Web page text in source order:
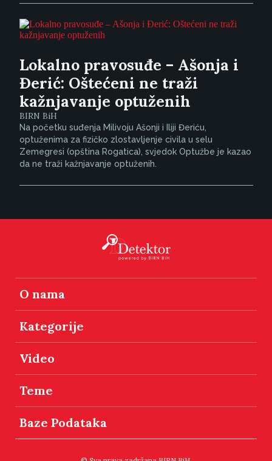
Lokalno pravosuđe – Ašonja i
Đerić: Oštećeni ne traži
kažnjavanje optuženih
BIRN BiH
Na početku suđenja Milivoju Ašonji i Iliji Đeriću,
optuženima za fizičko zlostavljenje civila u selu
Zemegresi (opština Rogatica), svjedok Optužbe je kazao
da ne traži kažnjavanje optuženih.
O nama
Kategorije
Video
Teme
Baze Podataka